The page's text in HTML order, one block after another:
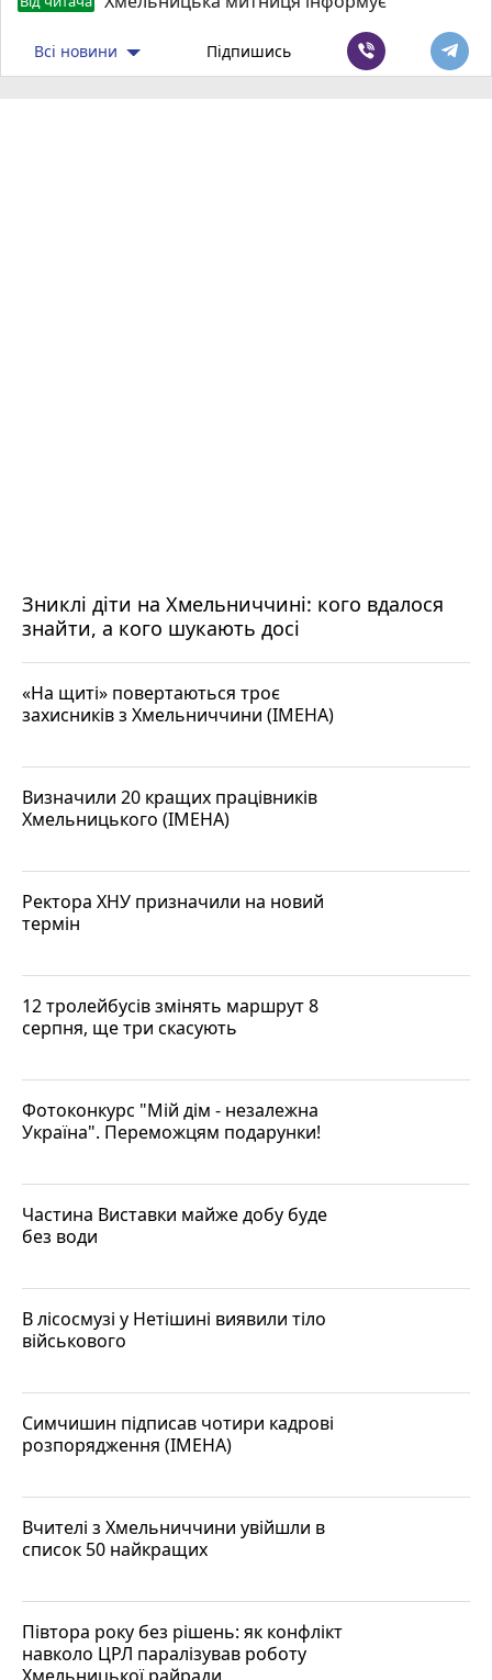
Всі новини Підпишись
Зниклі діти на Хмельниччині: кого вдалося
знайти, а кого шукають досі
«На щиті» повертаються троє
захисників з Хмельниччини (ІМЕНА)
Визначили 20 кращих працівників
Хмельницького (ІМЕНА)
Ректора ХНУ призначили на новий
термін
12 тролейбусів змінять маршрут 8
серпня, ще три скасують
Фотоконкурс "Мій дім - незалежна
Україна". Переможцям подарунки!
Частина Виставки майже добу буде
без води
В лісосмузі у Нетішині виявили тіло
військового
Симчишин підписав чотири кадрові
розпорядження (ІМЕНА)
Вчителі з Хмельниччини увійшли в
список 50 найкращих
Півтора року без рішень: як конфлікт
навколо ЦРЛ паралізував роботу
Хмельницької райради